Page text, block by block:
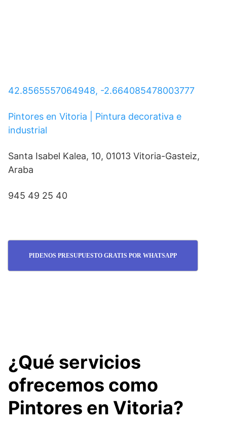
42.8565557064948, -2.664085478003777
Pintores en Vitoria | Pintura decorativa e
industrial
Santa Isabel Kalea, 10, 01013 Vitoria-Gasteiz,
Araba
945 49 25 40
PIDENOS PRESUPUESTO GRATIS POR WHATSAPP
¿Qué servicios
ofrecemos como
Pintores en Vitoria?